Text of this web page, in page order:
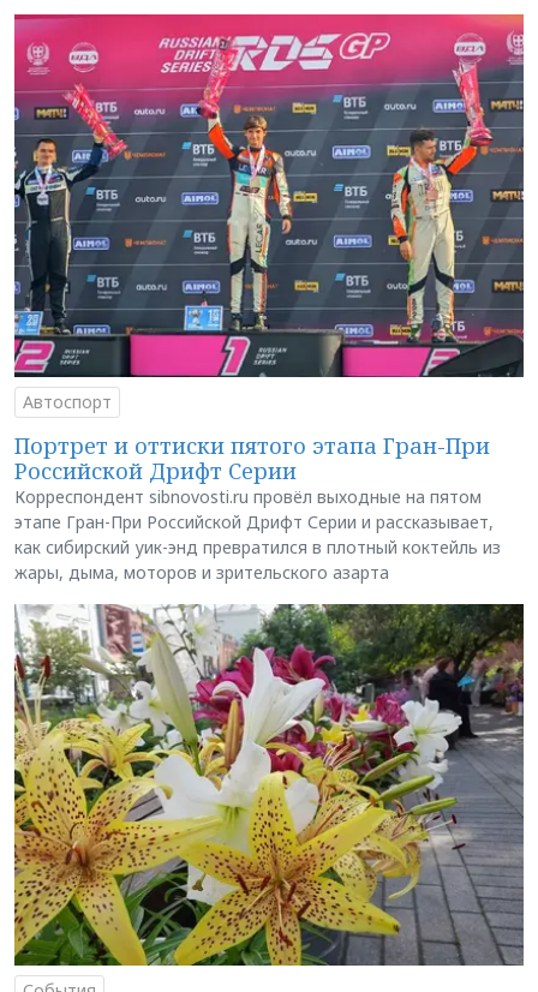
Автоспорт
Портрет и оттиски пятого этапа Гран-При
Российской Дрифт Серии
Корреспондент sibnovosti.ru провёл выходные на пятом
этапе Гран-При Российской Дрифт Серии и рассказывает,
как сибирский уик-энд превратился в плотный коктейль из
жары, дыма, моторов и зрительского азарта